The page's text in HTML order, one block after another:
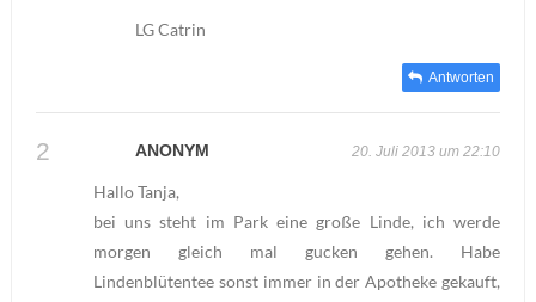
LG Catrin
Antworten
ANONYM 20. Juli 2013 um 22:10
Hallo Tanja,
bei uns steht im Park eine große Linde, ich werde
morgen gleich mal gucken gehen. Habe
Lindenblütentee sonst immer in der Apotheke gekauft,